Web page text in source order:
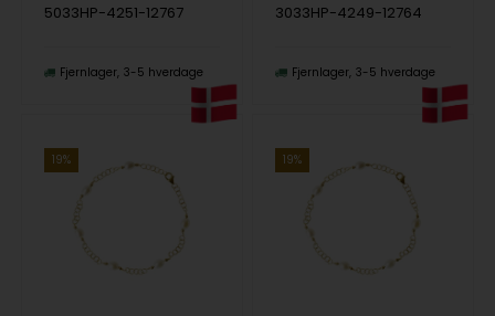
5033HP-4251-12767
Fjernlager 3-5 hverdage
3033HP-4249-12764
Fjernlager 3-5 hverdage
19% 19%